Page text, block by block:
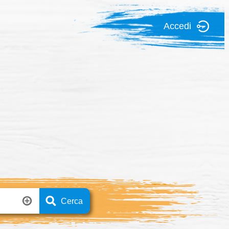
Accedi
Ricerca avanzata
Cerca